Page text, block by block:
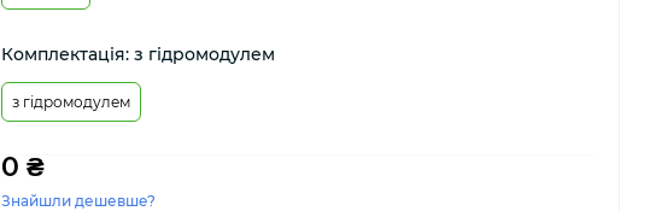
Комплектація: з гідромодулем
з гідромодулем
0 ₴
Знайшли дешевше?